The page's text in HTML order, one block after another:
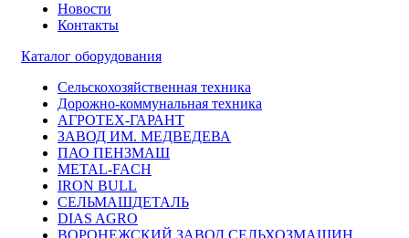
Новости
Контакты
Каталог оборудования
Сельскохозяйственная техника
Дорожно-коммунальная техника
АГРОТЕХ-ГАРАНТ
ЗАВОД ИМ. МЕДВЕДЕВА
ПАО ПЕНЗМАШ
METAL-FACH
IRON BULL
СЕЛЬМАШДЕТАЛЬ
DIAS AGRO
ВОРОНЕЖСКИЙ ЗАВОД СЕЛЬХОЗМАШИН